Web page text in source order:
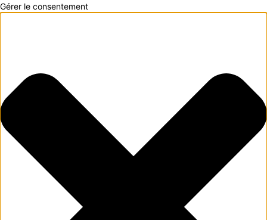
Gérer le consentement